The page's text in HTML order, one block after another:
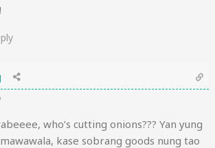
who’s cutting onions??? Yan yung
kase sobrang goods nung tao